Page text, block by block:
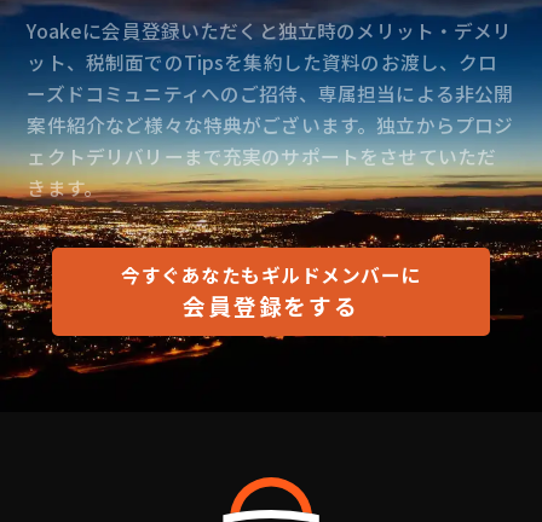
Yoakeに会員登録いただくと独立時のメリット・デメリ
ット、税制面でのTipsを集約した資料のお渡し、クロ
ーズドコミュニティへのご招待、専属担当による非公開
案件紹介など様々な特典がございます。独立からプロジ
ェクトデリバリーまで充実のサポートをさせていただ
きます。
今すぐあなたもギルドメンバーに
会員登録をする